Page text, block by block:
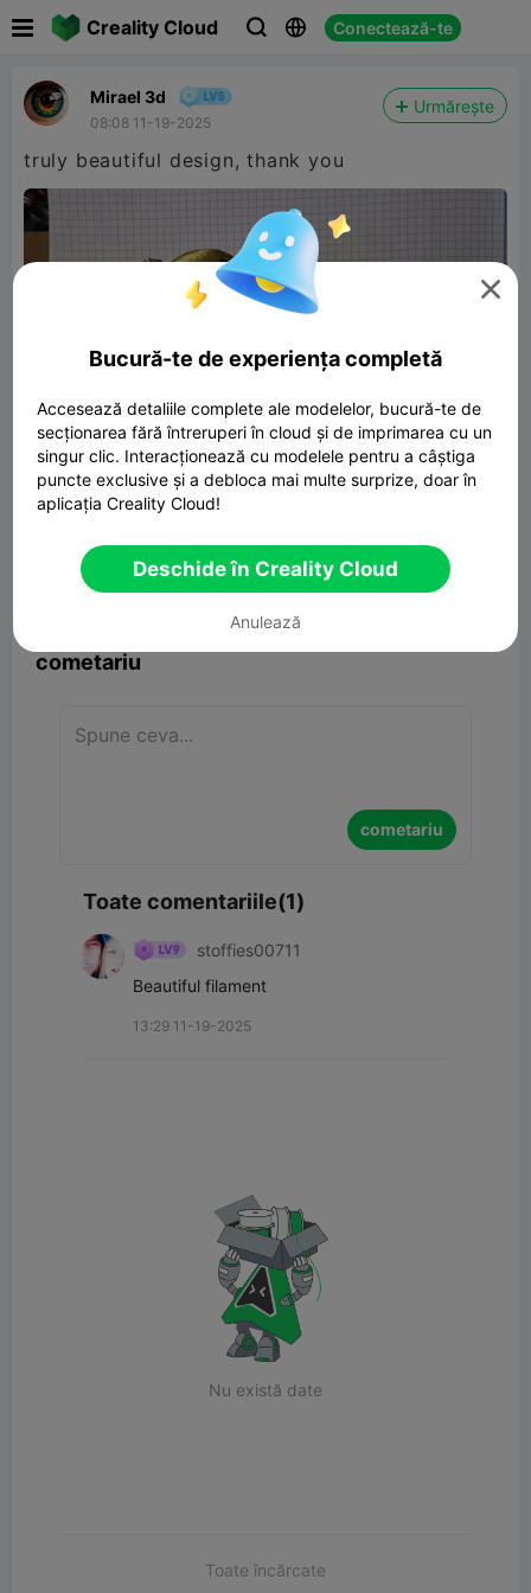
Creality Cloud   Conectează-te
Mirael 3d
08:08 11-19-2025
Urmărește
truly beautiful design, thank you
Hollow HORSE Sculpture
Raport 15  1
cometariu
cometariu
Toate comentariile(1)
stoffies00711
Beautiful filament
13:29 11-19-2025
Nu există date
Toate încărcate

Bucură-te de experiența completă
Accesează detaliile complete ale modelelor, bucură-te de
secționarea fără întreruperi în cloud și de imprimarea cu un
singur clic. Interacționează cu modelele pentru a câștiga
puncte exclusive și a debloca mai multe surprize, doar în
aplicația Creality Cloud!
Deschide în Creality Cloud
Anulează